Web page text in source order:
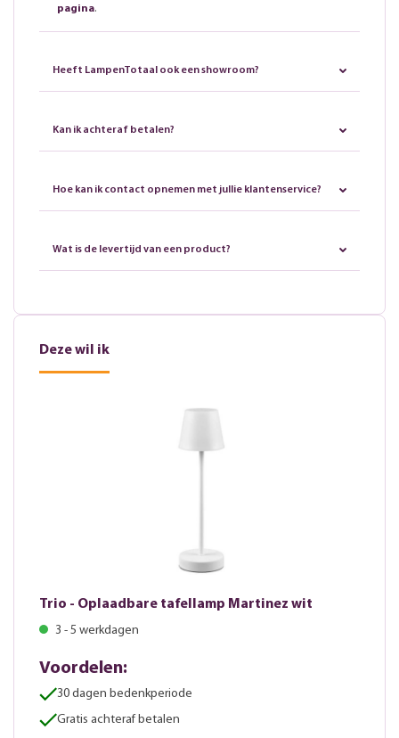
pagina.
Heeft LampenTotaal ook een showroom?
Kan ik achteraf betalen?
Hoe kan ik contact opnemen met jullie klantenservice?
Wat is de levertijd van een product?
Deze wil ik
Trio - Oplaadbare tafellamp Martinez wit
3 - 5 werkdagen
Voordelen:
30 dagen bedenkperiode
Gratis achteraf betalen